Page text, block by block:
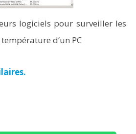
logiciels pour surveiller les
d’un PC